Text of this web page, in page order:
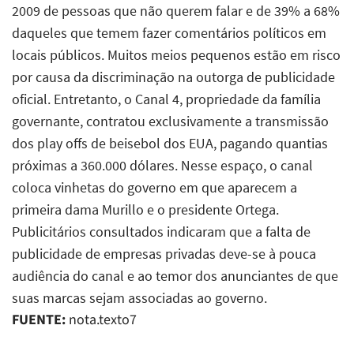
2009 de pessoas que não querem falar e de 39% a 68%
daqueles que temem fazer comentários políticos em
locais públicos. Muitos meios pequenos estão em risco
por causa da discriminação na outorga de publicidade
oficial. Entretanto, o Canal 4, propriedade da família
governante, contratou exclusivamente a transmissão
dos play offs de beisebol dos EUA, pagando quantias
próximas a 360.000 dólares. Nesse espaço, o canal
coloca vinhetas do governo em que aparecem a
primeira dama Murillo e o presidente Ortega.
Publicitários consultados indicaram que a falta de
publicidade de empresas privadas deve-se à pouca
audiência do canal e ao temor dos anunciantes de que
suas marcas sejam associadas ao governo.
FUENTE: nota.texto7